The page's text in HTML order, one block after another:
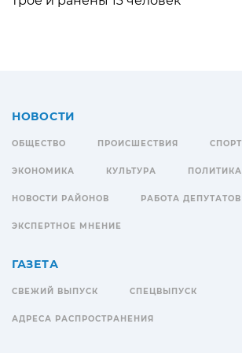
НОВОСТИ
ОБЩЕСТВО ПРОИСШЕСТВИЯ СПОРТ
ЭКОНОМИКА КУЛЬТУРА ПОЛИТИКА
НОВОСТИ РАЙОНОВ РАБОТА ДЕПУТАТОВ
ЭКСПЕРТНОЕ МНЕНИЕ
ГАЗЕТА
СВЕЖИЙ ВЫПУСК СПЕЦВЫПУСК
АДРЕСА РАСПРОСТРАНЕНИЯ